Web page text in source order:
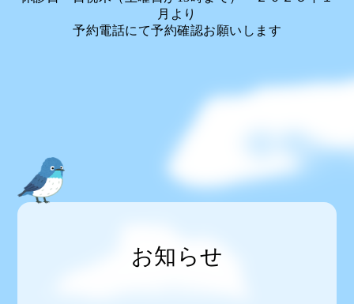
月より
予約電話にて予約確認お願いします
お知らせ